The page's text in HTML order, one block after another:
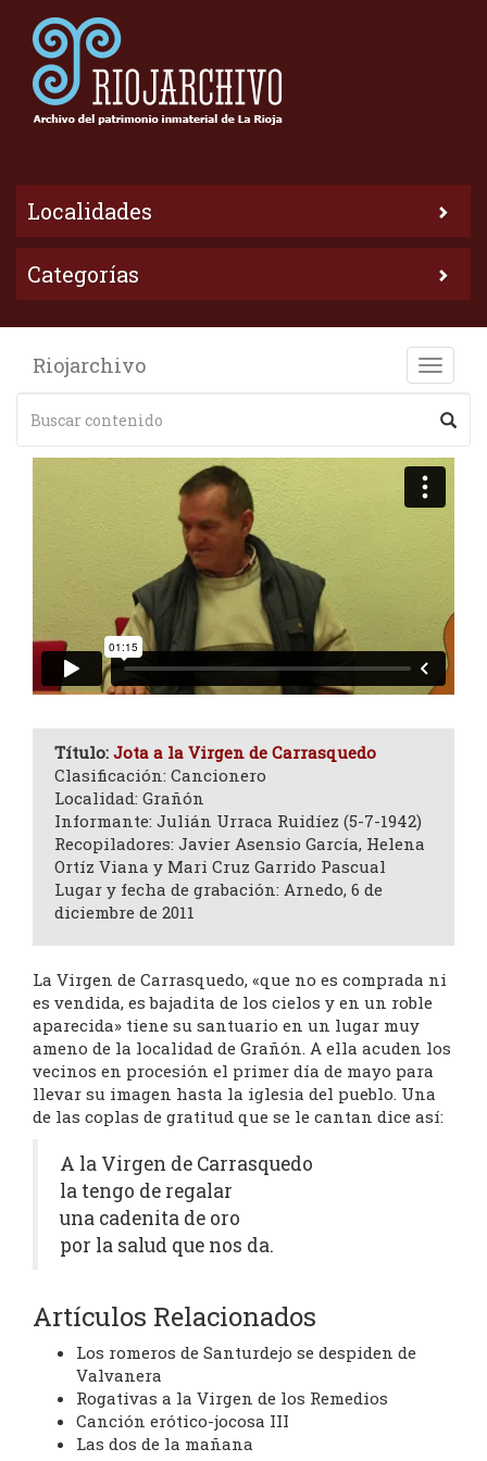
Localidades
Categorías
Toggle
Riojarchivo
Título: Jota a la Virgen de Carrasquedo
Clasificación: Cancionero
Localidad: Grañón
Informante: Julián Urraca Ruidíez (5-7-1942)
Recopiladores: Javier Asensio García, Helena
Ortíz Viana y Mari Cruz Garrido Pascual
Lugar y fecha de grabación: Arnedo, 6 de
diciembre de 2011
La Virgen de Carrasquedo, «que no es comprada ni
es vendida, es bajadita de los cielos y en un roble
aparecida» tiene su santuario en un lugar muy
ameno de la localidad de Grañón. A ella acuden los
vecinos en procesión el primer día de mayo para
llevar su imagen hasta la iglesia del pueblo. Una
de las coplas de gratitud que se le cantan dice así:
A la Virgen de Carrasquedo
la tengo de regalar
una cadenita de oro
por la salud que nos da.
Artículos Relacionados
Los romeros de Santurdejo se despiden de
Valvanera
Rogativas a la Virgen de los Remedios
Canción erótico-jocosa III
Las dos de la mañana